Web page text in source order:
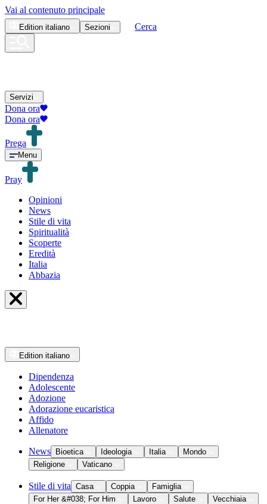
Vai al contenuto principale
Edition italiano Sezioni Cerca
Servizi
Dona ora
Dona ora
Prega
Menu
Pray
Opinioni
News
Stile di vita
Spiritualità
Scoperte
Eredità
Italia
Abbazia
Edition italiano
Dipendenza
Adolescente
Adozione
Adorazione eucaristica
Affido
Allenatore
News Bioetica Ideologia Italia
Mondo
Religione
Vaticano
Stile di vita Casa Coppia
Famiglia
For Her &#038; For Him
Lavoro Salute
Vecchiaia